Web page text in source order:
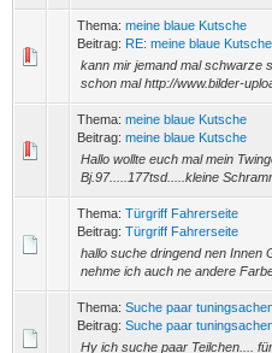
Thema: meine blaue Kutsche
Beitrag: RE: meine blaue Kutsche
kann mir jemand mal schwarze
schon mal http://www.bilder-
Thema: meine blaue Kutsche
Beitrag: meine blaue Kutsche
Hallo wollte euch mal mein
Bj.97.....177tsd.....kleine
Thema: Türgriff Fahrerseite
Beitrag: Türgriff Fahrerseite
hallo suche dringend nen Innen
nehme ich auch ne andere
Thema: Suche paar
Beitrag: Suche paar
Hy ich suche paar Teilchen....